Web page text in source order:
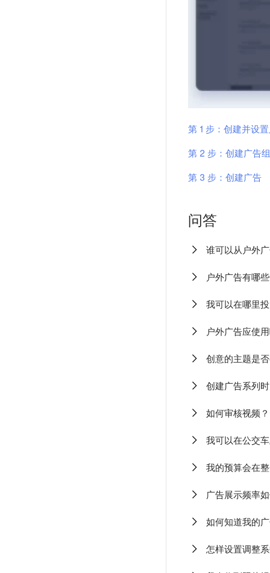
第 1 步：创建并设
第 2 步：创建广告组
第 3 步：创建广告
问答
谁可以从户外
户外广告有哪
我可以在哪里
户外广告应使
创意的主题是
创建广告系列
如何审核视频？
我可以在公交
我的预算会在
广告展示频率
如何知道我的
怎样设置调整